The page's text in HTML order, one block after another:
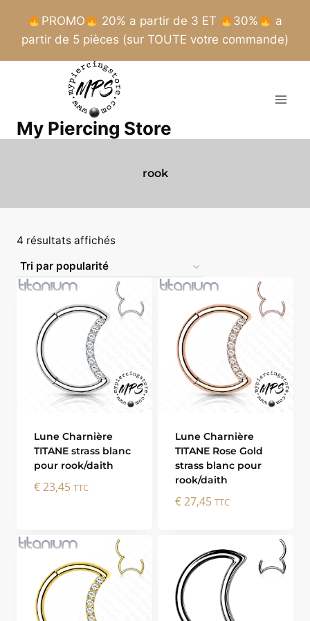
PROMO 20% a partir de 3 ET 30%
a
partir de 5 pièces (sur TOUTE votre commande)
My Piercing Store
rook
4 résultats affichésTrié
popularité
Lune Charnière
TITANE strass blanc
pour rook/daith
€23,45 TTC
Lune Charnière
TITANE Rose Gold
strass blanc pour
rook/daith
€27,45 TTC